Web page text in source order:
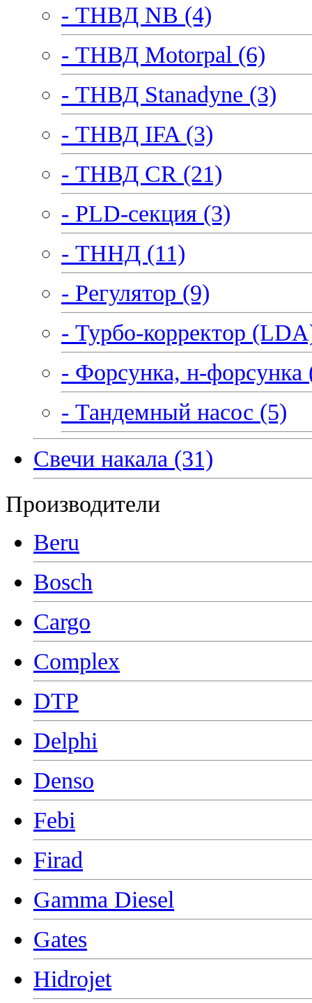
- ТНВД NB (4)
- ТНВД Motorpal (6)
- ТНВД Stanadyne (3)
- ТНВД IFA (3)
- ТНВД CR (21)
- PLD-секция (3)
- ТННД (11)
- Регулятор (9)
- Турбо-корректор
- Форсунка, н-форсунка
- Тандемный насос (5)
Свечи накала (31)
Производители
Beru
Bosch
Cargo
Complex
DTP
Delphi
Denso
Febi
Firad
Gamma Diesel
Gates
Hidrojet